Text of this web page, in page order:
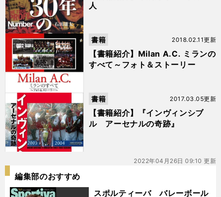
人
【書籍紹介】Milan A.C. ミランの
すべて～フォト＆ストーリー
2018.02.11更新
書籍
【書籍紹介】『インヴィンシブ
ル アーセナルの奇跡』
2017.03.05更新
書籍
2022年04月26日 09:10 更新
編集部のおすすめ
スポルティーバ バレーボール